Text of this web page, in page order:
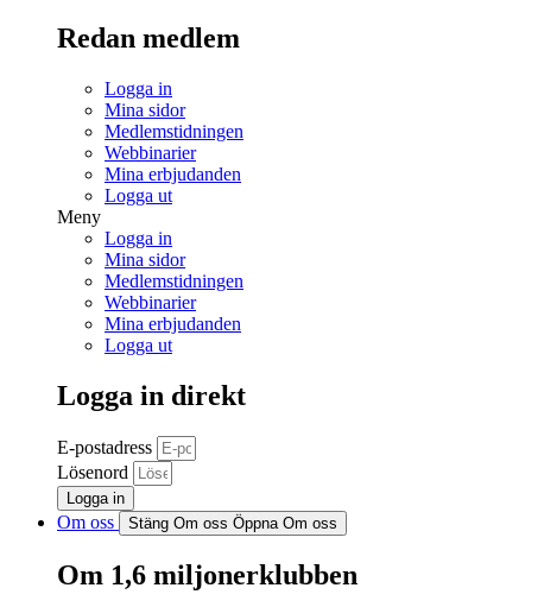
Redan medlem
Logga in
Mina sidor
Medlemstidningen
Webbinarier
Mina erbjudanden
Logga ut
Meny
Logga in
Mina sidor
Medlemstidningen
Webbinarier
Mina erbjudanden
Logga ut
Logga in direkt
E-postadress
Lösenord
Logga in
Om oss Stäng Om oss Öppna Om oss
Om 1,6 miljonerklubben